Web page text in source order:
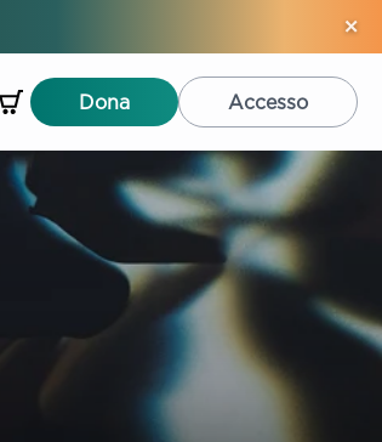
×
Dona Accesso